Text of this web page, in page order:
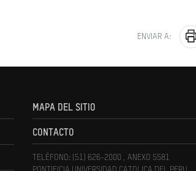
ENVIAR A:
MAPA DEL SITIO
CONTACTO
TELÉFONO: (51) 626-2000 , ANEXO 5581